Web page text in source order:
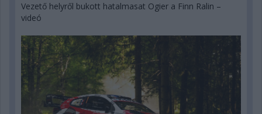
Vezető helyről bukott hatalmasat Ogier a Finn Ralin –
videó